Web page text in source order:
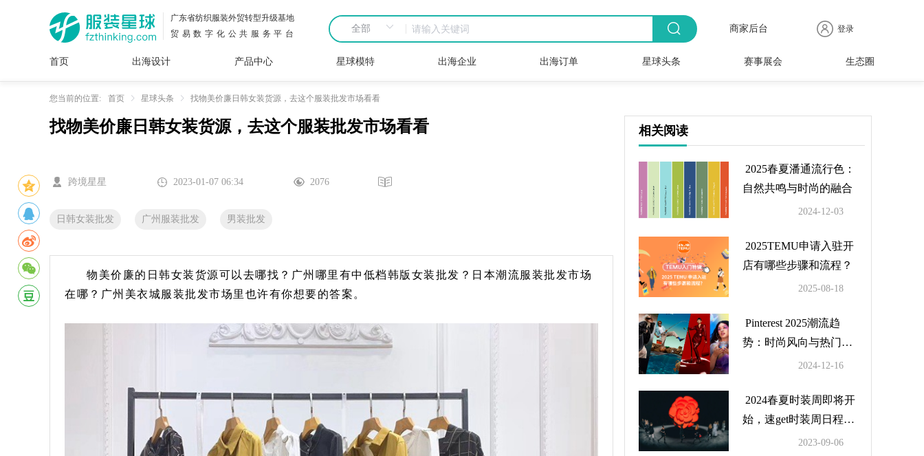
广东省纺织服装外贸转型升级基地
贸易数字化公共服务平台
商家后台 登录
首页 出海设计
面料
花型
插画
图案
服装
设计
产品中心
女装
内衣
男装
运动
服
童装
牛仔
服装
星球模特 出海企业 出海订单 星球头条
快报
电商
速递
专访
聚焦
品牌
赛事展会 生态圈
您当前的位置: 首页 星球头条 找物美价廉日韩女装货源，去这个服装批发市场看看
找物美价廉日韩女装货源，去这个服装批发市场看看
跨境星星 2023-01-07 06:34 2076
日韩女装批发 广州服装批发 男装批发
物美价廉的日韩女装货源可以去哪找？广州哪里有中低档韩版女装批发？日本潮流服装批发市场
在哪？广州美衣城服装批发市场里也许有你想要的答案。
相关阅读
自然共鸣与时尚的融合
2024-12-03
店有哪些步骤和流程？
2025-08-18
势：时尚风向与热门搜
2024-12-16
始，速get时装周日程及
2023-09-06